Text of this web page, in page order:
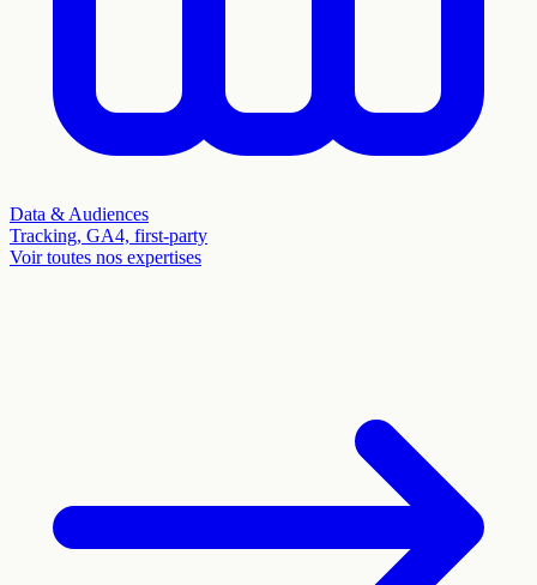
Data & Audiences
Tracking, GA4, first-party
Voir toutes nos expertises